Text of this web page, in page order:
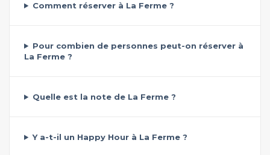
Comment réserver à La Ferme ?
Pour combien de personnes peut-on réserver à
La Ferme ?
Quelle est la note de La Ferme ?
Y a-t-il un Happy Hour à La Ferme ?